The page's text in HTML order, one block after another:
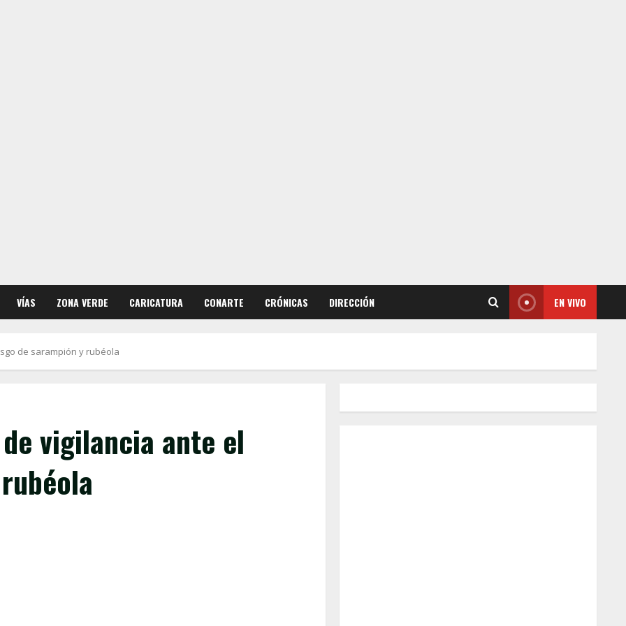
VÍAS ZONA VERDE CARICATURA CONARTE CRÓNICAS DIRECCIÓN EN VIVO
de sarampión y rubéola
vigilancia ante el